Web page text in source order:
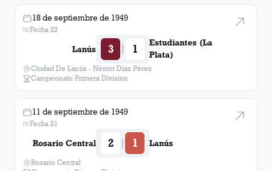
18 de septiembre de 1949
Fecha 22
Lanús 3 | 1
Estudiantes (La
Plata)
Ciudad De Lanús - Néstor Diaz Pérez
Campeonato Primera Division
11 de septiembre de 1949
Fecha 21
Rosario Central 2 | 1 Lanús
Rosario Central